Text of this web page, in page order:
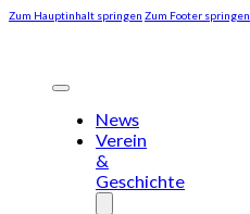
Zum Hauptinhalt springen Zum Footer springen
News
Verein
&
Geschichte